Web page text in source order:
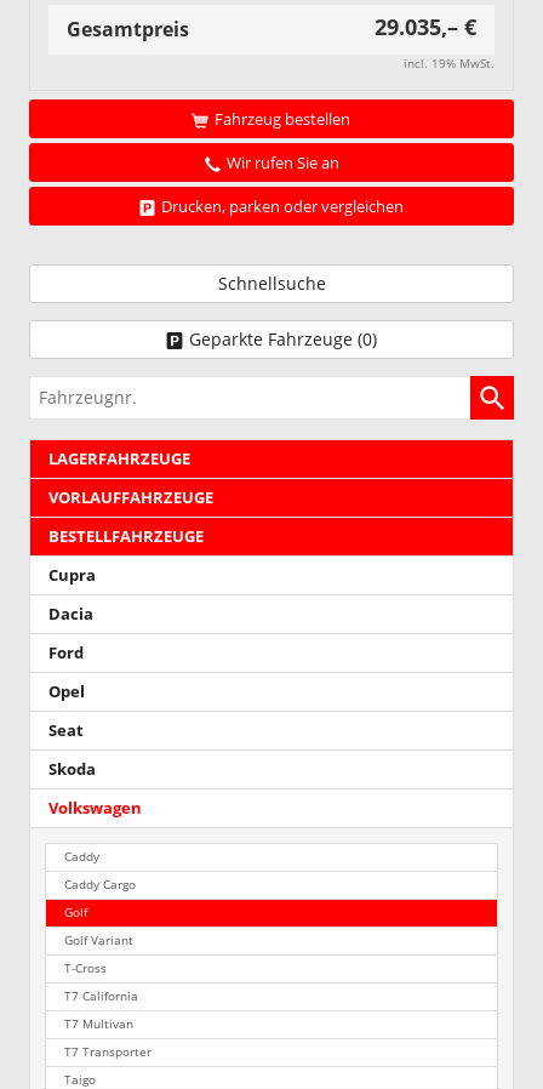
Gesamtpreis 29.035,– €
incl. 19% MwSt.
Fahrzeug bestellen
Wir rufen Sie an
Drucken, parken oder vergleichen
Schnellsuche
Geparkte Fahrzeuge (0)
Fahrzeugnr.
LAGERFAHRZEUGE
VORLAUFFAHRZEUGE
BESTELLFAHRZEUGE
Cupra
Dacia
Ford
Opel
Seat
Skoda
Volkswagen
Caddy
Caddy Cargo
Golf
Golf Variant
T-Cross
T7 California
T7 Multivan
T7 Transporter
Taigo